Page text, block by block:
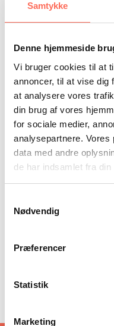
Samtykke
Denne hjemmeside
Vi bruger cookies til at
annoncer, til at vise dig
at analysere vores
din brug af vores
for sociale medier,
analysepartnere. Vores
data med andre
de har indsamlet fra
Nødvendig
Præferencer
Statistik
Marketing
Forfatter
Af Pernille Frisch
Af Søren Braskov
Artikler af
Artikler om/med
Radio og TV
Video
Nyeste
Søren Braskov
konflikthåndtering
LinkedIn
Facebook